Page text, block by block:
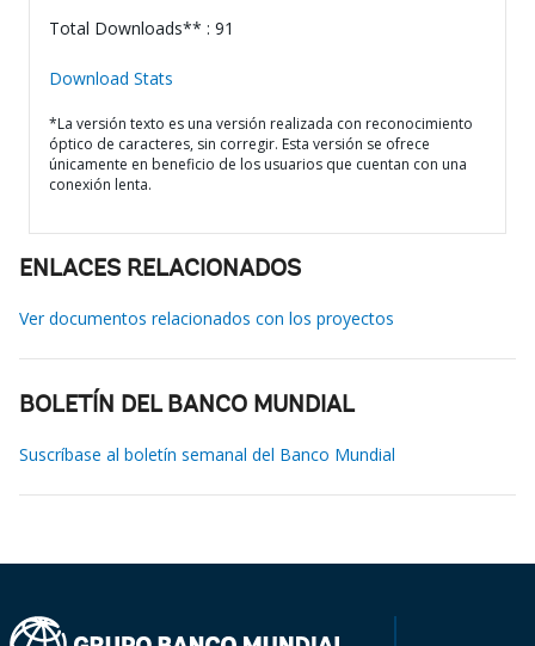
Total Downloads** : 91
Download Stats
*La versión texto es una versión realizada con reconocimiento
óptico de caracteres, sin corregir. Esta versión se ofrece
únicamente en beneficio de los usuarios que cuentan con una
conexión lenta.
ENLACES RELACIONADOS
Ver documentos relacionados con los proyectos
BOLETÍN DEL BANCO MUNDIAL
Suscríbase al boletín semanal del Banco Mundial